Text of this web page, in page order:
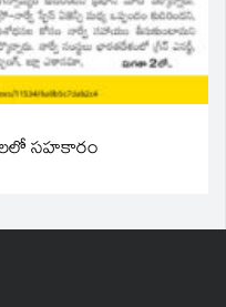
సహకారం